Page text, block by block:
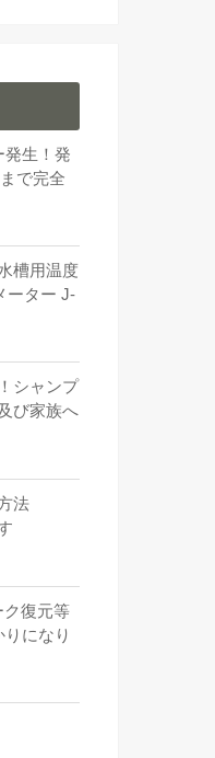
発生！発
で完全
槽用温度
ーター J-
シャンプ
び家族へ
方法
ク復元等
になり